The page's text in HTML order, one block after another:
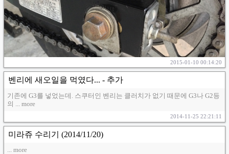
2015-01-10 00:14:20
벤리에 새오일을 먹였다... - 추가
기존에 G3를 넣었는데. 스쿠터인 벤리는 클러치가 없기 때문에 G3나 G2등
의 ... more
2014-11-25 22:21:11
미라쥬 수리기 (2014/11/20)
... more